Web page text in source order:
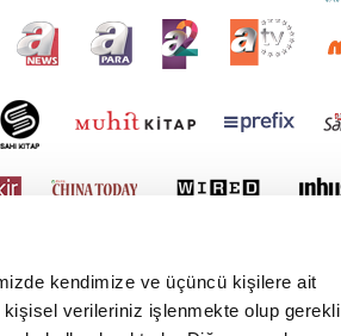
kendimize ve üçüncü kişilere ait
kişisel verileriniz işlenmekte olup gerekli